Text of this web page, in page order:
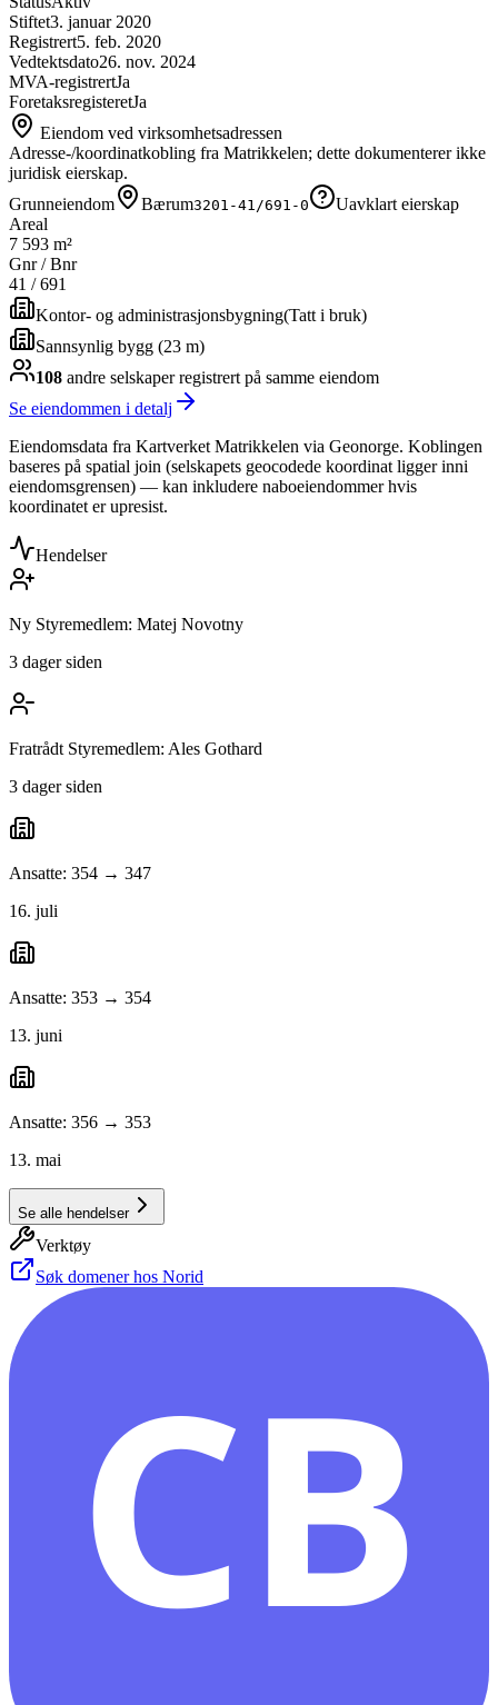
Stiftet3. januar 2020
Registrert5. feb. 2020
Vedtektsdato26. nov. 2024
MVA-registrertJa
ForetaksregisteretJa
Eiendom ved virksomhetsadressen
Adresse-/koordinatkobling fra Matrikkelen; dette dokumenterer ikke
juridisk eierskap.
Grunneiendom
Bærum3201-41/691-0
Uavklart eierskap
Areal
7 593 m²
Gnr / Bnr
41 /691
Kontor- og administrasjonsbygning(Tatt i bruk)
Sannsynlig bygg (23 m)
108 andre selskaperregistrert på samme eiendom
Se eiendommen i detalj
Eiendomsdata fra Kartverket Matrikkelen via Geonorge. Koblingen
baseres på spatial join (selskapets geocodede koordinat ligger inni
eiendomsgrensen) — kan inkludere naboeiendommer hvis
koordinatet er upresist.
Hendelser
Ny Styremedlem: Matej Novotny
3 dager siden
Fratrådt Styremedlem: Ales Gothard
3 dager siden
Ansatte: 354 → 347
16. juli
Ansatte: 353 → 354
13. juni
Ansatte: 356 → 353
13. mai
Se alle hendelser
Verktøy
Søk domener hos Norid
CB